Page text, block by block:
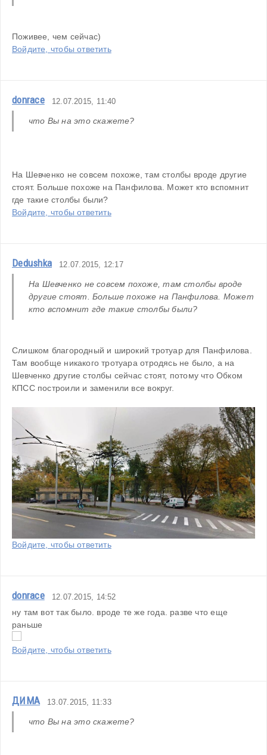
Поживее, чем сейчас)
Войдите, чтобы ответить
donrace 12.07.2015, 11:40
что Вы на это скажете?
На Шевченко не совсем похоже, там столбы вроде другие
стоят. Больше похоже на Панфилова. Может кто вспомнит
где такие столбы были?
Войдите, чтобы ответить
Dedushka 12.07.2015, 12:17
На Шевченко не совсем похоже, там столбы вроде
другие стоят. Больше похоже на Панфилова. Может
кто вспомнит где такие столбы были?
Слишком благородный и широкий тротуар для Панфилова.
Там вообще никакого тротуара отродясь не было, а на
Шевченко другие столбы сейчас стоят, потому что Обком
КПСС построили и заменили все вокруг.
Войдите, чтобы ответить
donrace 12.07.2015, 14:52
ну там вот так было. вроде те же года. разве что еще
раньше
Войдите, чтобы ответить
ДИМА 13.07.2015, 11:33
что Вы на это скажете?